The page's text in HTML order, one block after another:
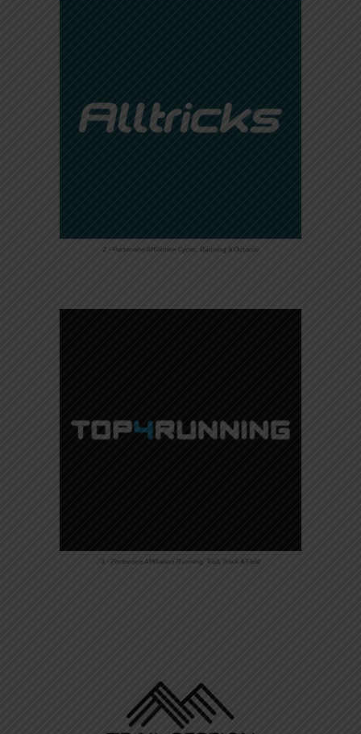
2 – Partenaire Affiliation Cycles, Running & Outdoor
3 – Partenaire Affiliation Running, Trail, Track & Field